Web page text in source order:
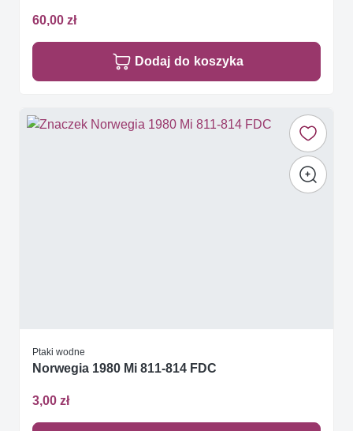
60,00 zł
Dodaj do koszyka
Ptaki wodne
Norwegia 1980 Mi 811-814 FDC
3,00 zł